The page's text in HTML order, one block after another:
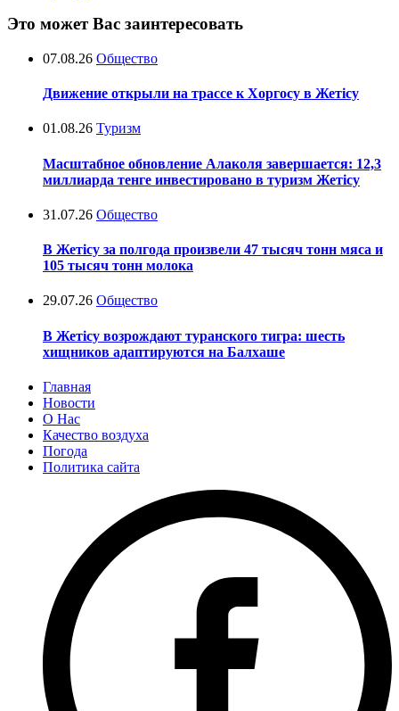
Это может Вас заинтересовать
07.08.26 Общество
Движение открыли на трассе к Хоргосу в Жетісу
01.08.26 Туризм
Масштабное обновление Алаколя завершается: 12,3
миллиарда тенге инвестировано в туризм Жетісу
31.07.26 Общество
В Жетісу за полгода произвели 47 тысяч тонн мяса и
105 тысяч тонн молока
29.07.26 Общество
В Жетісу возрождают туранского тигра: шесть
хищников адаптируются на Балхаше
Главная
Новости
О Нас
Качество воздуха
Погода
Политика сайта